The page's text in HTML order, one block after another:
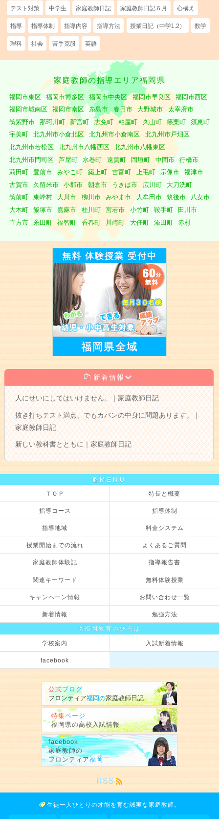
テスト対策 中学生 家庭教師日記 家庭教師日記６月 心構え
指導 指導体制 指導内容 指導方法 授業日記（中学1.2） 数学
理科 社会 苦手克服 英語
家庭教師の指導エリア福岡県
福岡市東区 福岡市博多区 福岡市中央区 福岡市早良区
福岡市西区
福岡市城南区
福岡市南区 糸島市 春日市 大野城市
太宰府市
筑紫野市
那珂川町 新宮町 志免町 粕屋町 久山町 篠栗町
須恵町
宇美町
北九州市小倉北区 北九州市小倉南区
北九州市戸畑区
北九州市若松区
北九州市八幡西区
北九州市八幡東区
北九州市門司区
芦屋町 水巻町 遠賀町 岡垣町 中間市
行橋市
苅田町
豊前市 みやこ町 築上町 吉富町 上毛町 宗像市
福津市
古賀市
久留米市 小郡市 朝倉市 うきは市 広川町
大刀洗町
筑前町
東峰村 大川市 柳川市 みやま市 大牟田市 筑後市
八女市
大木町
飯塚市 嘉麻市 桂川町 宮若市 小竹町 鞍手町
田川市
直方市
糸田町 福智町 香春町 川崎町 大任町 添田町 赤村
無料 体験授業 受付中
福岡県全域
新着情報
人にせいにしてはいけません。｜家庭教師日記
抜き打ちテスト満点、でもカバンの中身に問題あります。｜
家庭教師日記
新しい教科書とともに｜家庭教師日記
MENU
ＴＯＰ 特長と概要
指導コース 指導体制
指導地域 料金システム
授業開始までの流れ よくあるご質問
家庭教師体験記 指導報告書
関連キーワード 無料体験授業
キャンペーン情報 お問い合わせ一覧
新着情報 勉強方法
福岡教育のひろば
学校案内 入試新着情報
facebook
公式ブログ
フロンティア福岡の家庭教師日記
特集ページ
福岡県の高校入試情報
facebook
家庭教師の
フロンティア福岡
RSS
生徒一人ひとりの才能を育む誠実な家庭教師。